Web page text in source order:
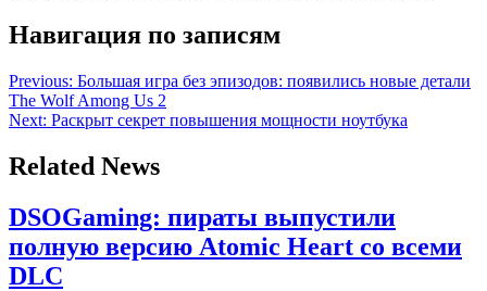
Навигация по записям
Previous: Большая игра без эпизодов: появились новые детали
The Wolf Among Us 2
Next: Раскрыт секрет повышения мощности ноутбука
Related News
DSOGaming: пираты выпустили
полную версию Atomic Heart со всеми
DLC